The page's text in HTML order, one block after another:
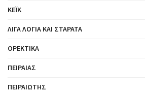
ΚΈΙΚ
ΛΊΓΑ ΛΌΓΙΑ ΚΑΙ ΣΤΑΡΆΤΑ
ΟΡΕΚΤΙΚΆ
ΠΕΙΡΑΙΆΣ
ΠΕΙΡΑΙΏΤΗΣ